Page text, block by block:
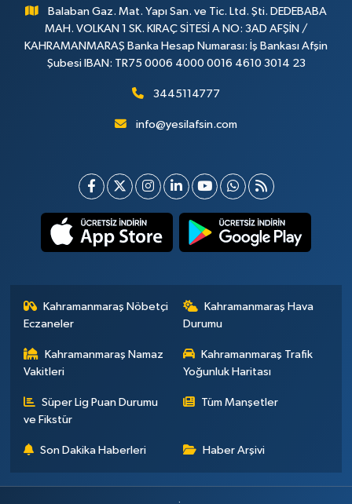
Balaban Gaz. Mat. Yapı San. ve Tic. Ltd. Şti. DEDEBABA
MAH. VOLKAN 1 SK. KIRAÇ SİTESİ A NO: 3AD AFŞİN /
KAHRAMANMARAŞ Banka Hesap Numarası: İş Bankası Afşin
Şubesi IBAN: TR75 0006 4000 0016 4610 3014 23
3445114777
info@yesilafsin.com
Kahramanmaraş Nöbetçi
Eczaneler
Kahramanmaraş Hava
Durumu
Kahramanmaraş Namaz
Vakitleri
Kahramanmaraş Trafik
Yoğunluk Haritası
Süper Lig Puan Durumu
ve Fikstür
Tüm Manşetler
Son Dakika Haberleri Haber Arşivi